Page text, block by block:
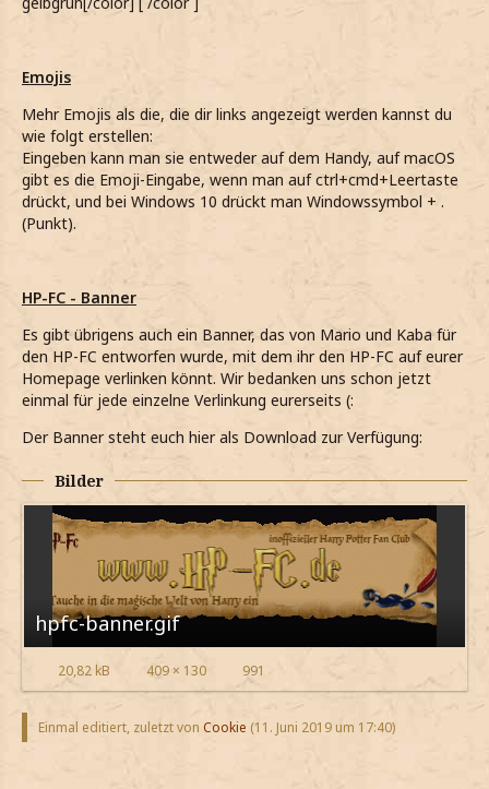
Emojis
Mehr Emojis als die, die dir links angezeigt werden kannst du
wie folgt erstellen:
Eingeben kann man sie entweder auf dem Handy, auf macOS
gibt es die Emoji-Eingabe, wenn man auf ctrl+cmd+Leertaste
drückt, und bei Windows 10 drückt man Windowssymbol + .
(Punkt).
HP-FC - Banner
Es gibt übrigens auch ein Banner, das von Mario und Kaba für
den HP-FC entworfen wurde, mit dem ihr den HP-FC auf eurer
Homepage verlinken könnt. Wir bedanken uns schon jetzt
einmal für jede einzelne Verlinkung eurerseits (:
Der Banner steht euch hier als Download zur Verfügung:
Bilder
hpfc-banner.gif
20,82 kB 409 × 130 991
Einmal editiert, zuletzt von Cookie (11. Juni 2019 um 17:40)